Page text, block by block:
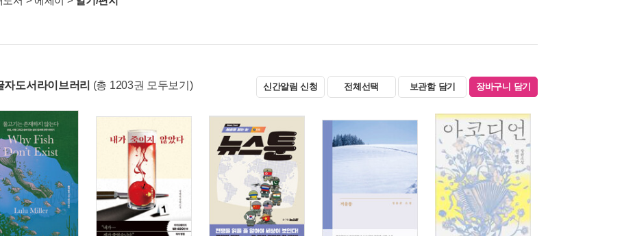
자도서라이브러리 (총 1203권 모두보기) 신간알림 신청 전체선택 보관함 담기 장바구니 담기